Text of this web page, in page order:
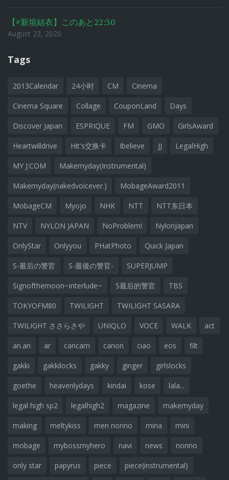
【#新垣結衣】このあと22:30
August 23, 2020
Tags
2013Calendar 24小时 CM Cinema
Cinema Square Collage CouponLand Days
Discover Japan ESPRIQUE FM GMO GirlsAward
Heartwilldrive Hit's交换卡 Ibelieve JJ LegalHigh
MY J:COM Makemyday(Instrumental)
Makemyday(nakedvoicever.) MobageAward2011
MobageCM Myojo NHK NTT NTT东日本
NTV NYLON JAPAN NoProblem! NylonJapan
OnlyStar Onlyyou PHatPhoto Quick Japan
S-最后の警官 S-最後の警官- SUPERJUMP
Signofthemoon~interlude~ S最后的警官 TBS
TOKYOFM80 TWILIGHT TWILIGHT SASARA
TWILIGHT ささらさや UNIQLO VOCE WALK act
an.an ar cancam canon ciao eos filt
gakki gakkilocks gakky ginger girlslocks
goethe heavenlydays kindai kose lala...
legal high sp2 legalhigh2 magazine makemyday
making meltykiss men nonno mina mini
mobage mybossmyhero navi news nonno
only star papyrus piece piece(instrumental)